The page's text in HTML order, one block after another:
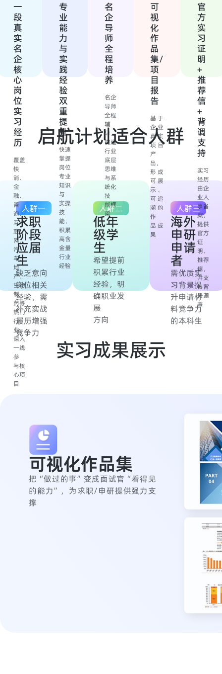
一
段
真
实
名
企
核
心
岗
位
实
习
经
历
覆盖
快
消、
金
融、
咨
询、
互
联
网、
汽
车、
地
产、
生物
制
药等
热门
行
业，
深入
一线
参
与核
心项
目
专
业
能
力
与
实
践
经
验
双
重
提
升
快速
掌握
岗位
专业
知识
与
实操
技
能，
积累
高含
金量
行业
经验
名
企
导
师
全
程
培
养
名企
导师
全程
辅
导，
构建
行业
底层
思维
与系
统化
技
能框
架
可
视
化
作
品
集/
项
目
报
告
基于
企业
真实
项目
产
出，
形成
可展
示、
可追
溯的
作
品成
果
官
方
实
习
证
明
+
推
荐
信
+
背
调
支
持
实习
经历
由企
业人
事备
案，
提供
官方
证
明、
推荐
信，
并支
持背
景调
查
启航计划适合人群
人群一
求职
阶段
应届
生
缺乏意向
岗位相关
经验，需
补充实战
履历增强
竞争力
人群二
低年
级学
生
希望提前
积累行业
经验，明
确职业发
展
方向
人群三
海外
申研
申请
者
需优质实
习背景提
升申请材
料竞争力
的本科生
实习成果展示
可视化作品集
把“做过的事”变成面试官“看得见
的能力”，为求职/申研提供强力支
撑